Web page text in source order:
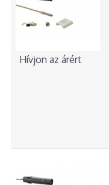
Hívjon az árért